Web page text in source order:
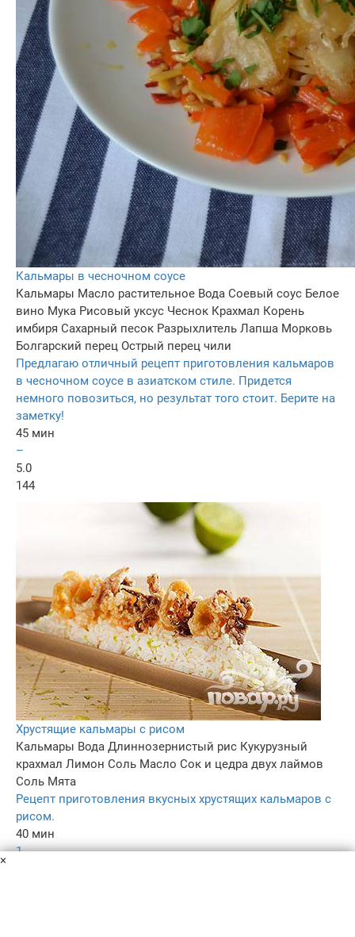
Кальмары в чесночном соусе
Кальмары Масло растительное Вода Соевый соус Белое
вино Мука Рисовый уксус Чеснок Крахмал Корень
имбиря Сахарный песок Разрыхлитель Лапша Морковь
Болгарский перец Острый перец чили
Предлагаю отличный рецепт приготовления кальмаров
в чесночном соусе в азиатском стиле. Придется
немного повозиться, но результат того стоит. Берите на
заметку!
45 мин
–
5.0
144
Хрустящие кальмары с рисом
Кальмары Вода Длиннозернистый рис Кукурузный
крахмал Лимон Соль Масло Сок и цедра двух лаймов
Соль Мята
Рецепт приготовления вкусных хрустящих кальмаров с
рисом.
40 мин
1
×